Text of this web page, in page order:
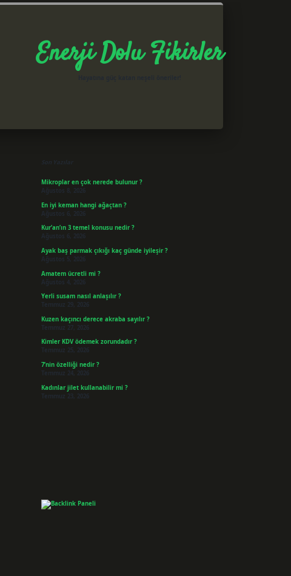
Enerji Dolu Fikirler
Son Yazılar
Mikroplar en çok nerede bulunur ?
Ağustos 8, 2026
En iyi keman hangi ağaçtan ?
Ağustos 6, 2026
Kur’an’ın 3 temel konusu nedir ?
Ağustos 6, 2026
Ayak baş parmak çıkığı kaç günde iyileşir ?
Ağustos 5, 2026
Amatem ücretli mi ?
Ağustos 4, 2026
Yerli susam nasıl anlaşılır ?
Temmuz 29, 2026
Kuzen kaçıncı derece akraba sayılır ?
Temmuz 27, 2026
Kimler KDV ödemek zorundadır ?
Temmuz 25, 2026
7’nin özelliği nedir ?
Temmuz 24, 2026
Kadınlar jilet kullanabilir mi ?
Temmuz 23, 2026